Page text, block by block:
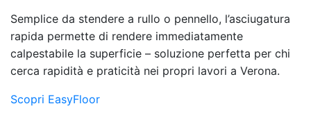
Semplice da stendere a rullo o pennello, l’asciugatura
rapida permette di rendere immediatamente
calpestabile la superficie – soluzione perfetta per chi
cerca rapidità e praticità nei propri lavori a Verona.
Scopri EasyFloor